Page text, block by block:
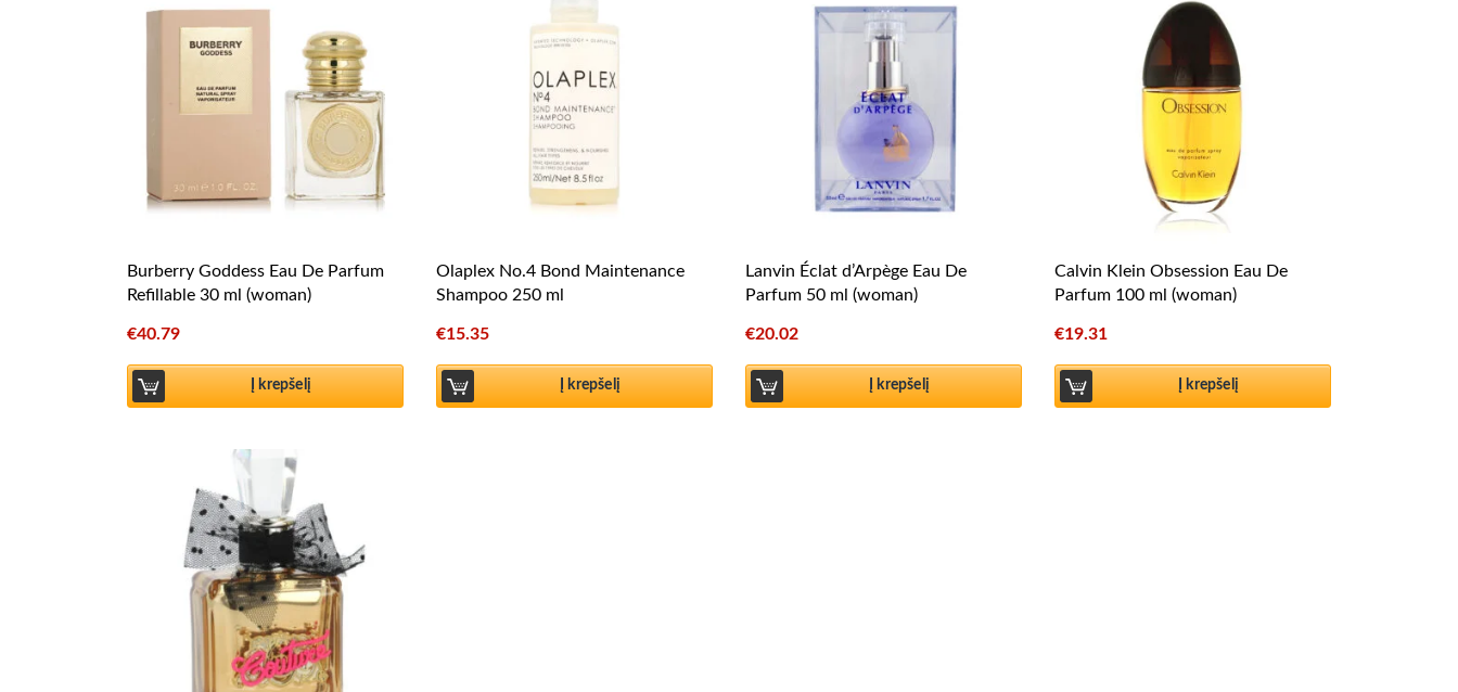
Burberry Goddess Eau De Parfum
Refillable 30 ml (woman)
€40.79
Į krepšelį
Olaplex No.4 Bond Maintenance
Shampoo 250 ml
€15.35
Į krepšelį
Lanvin Éclat d’Arpège Eau De
Parfum 50 ml (woman)
€20.02
Į krepšelį
Calvin Klein Obsession Eau De
Parfum 100 ml (woman)
€19.31
Į krepšelį